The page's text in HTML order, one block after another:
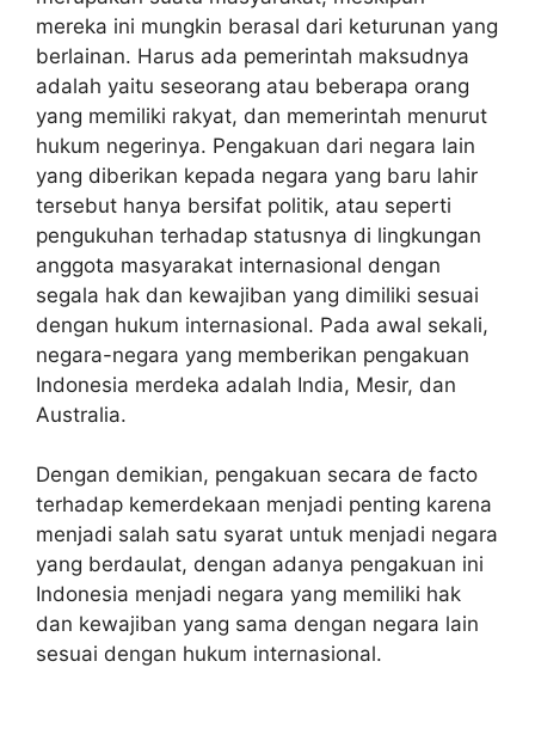
mereka ini mungkin berasal dari keturunan yang
berlainan. Harus ada pemerintah maksudnya
adalah yaitu seseorang atau beberapa orang
yang memiliki rakyat, dan memerintah menurut
hukum negerinya. Pengakuan dari negara lain
yang diberikan kepada negara yang baru lahir
tersebut hanya bersifat politik, atau seperti
pengukuhan terhadap statusnya di lingkungan
anggota masyarakat internasional dengan
segala hak dan kewajiban yang dimiliki sesuai
dengan hukum internasional. Pada awal sekali,
negara-negara yang memberikan pengakuan
Indonesia merdeka adalah India, Mesir, dan
Australia.
Dengan demikian, pengakuan secara de facto
terhadap kemerdekaan menjadi penting karena
menjadi salah satu syarat untuk menjadi negara
yang berdaulat, dengan adanya pengakuan ini
Indonesia menjadi negara yang memiliki hak
dan kewajiban yang sama dengan negara lain
sesuai dengan hukum internasional.